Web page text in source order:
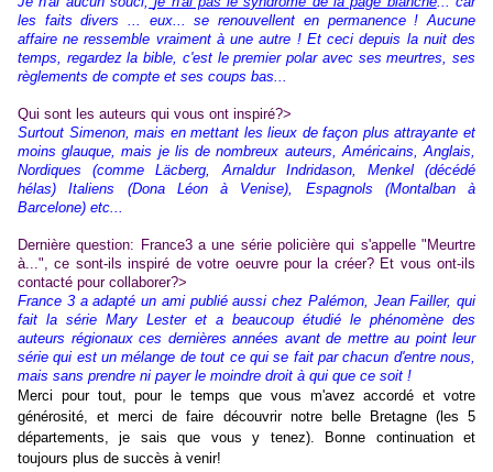
les faits divers ... eux... se renouvellent en permanence ! Aucune
affaire ne ressemble vraiment à une autre ! Et ceci depuis la nuit des
temps, regardez la bible, c'est le premier polar avec ses meurtres, ses
règlements de compte et ses coups bas...
Qui sont les auteurs qui vous ont inspiré?>
Surtout Simenon, mais en mettant les lieux de façon plus attrayante et
moins glauque, mais je lis de nombreux auteurs, Américains, Anglais,
Nordiques (comme Läcberg, Arnaldur Indridason, Menkel (décédé
hélas) Italiens (Dona Léon à Venise), Espagnols (Montalban à
Barcelone) etc...
Dernière question: France3 a une série policière qui s'appelle "Meurtre
à...", ce sont-ils inspiré de votre oeuvre pour la créer? Et vous ont-ils
contacté pour collaborer?>
France 3 a adapté un ami publié aussi chez Palémon, Jean Failler, qui
fait la série Mary Lester et a beaucoup étudié le phénomène des
auteurs régionaux ces dernières années avant de mettre au point leur
série qui est un mélange de tout ce qui se fait par chacun d'entre nous,
mais sans prendre ni payer le moindre droit à qui que ce soit !
Merci pour tout, pour le temps que vous m'avez accordé et votre
générosité, et merci de faire découvrir notre belle Bretagne (les 5
départements, je sais que vous y tenez). Bonne continuation et
toujours plus de succès à venir!